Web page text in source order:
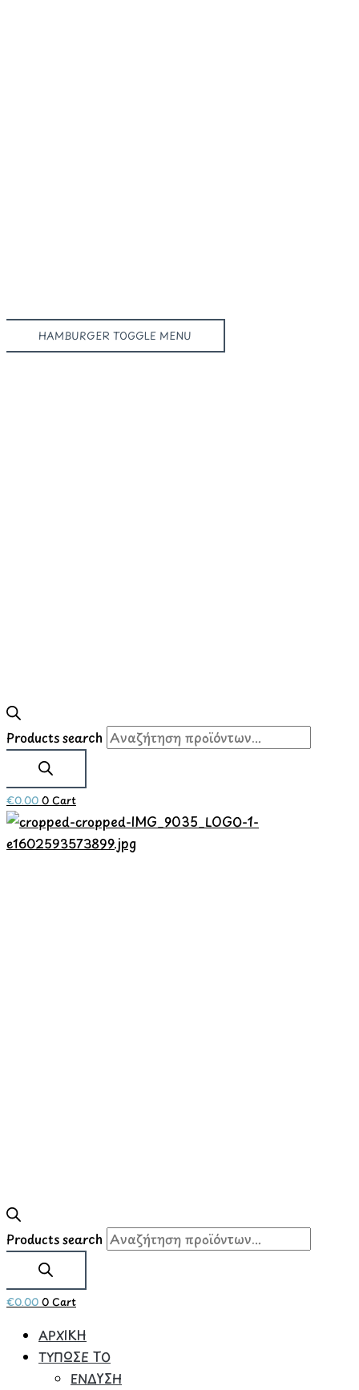
HAMBURGER TOGGLE MENU
Products search
€0.00 0 Cart
Products search
€0.00 0 Cart
ΑΡΧΙΚΗ
ΤΥΠΩΣΕ ΤΟ
ΕΝΔΥΣΗ